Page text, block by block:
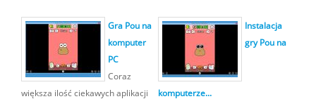
Gra Pou na
komputer
PC
Coraz
większa ilość ciekawych aplikacji
Instalacja
gry Pou na
komputerze...